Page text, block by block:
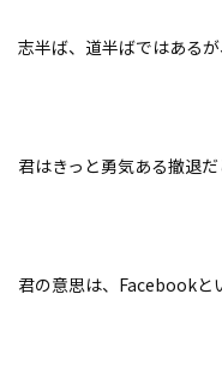
志半ば、道半ばではあるが
君はきっと勇気ある撤退だ
君の意思は、Facebookと